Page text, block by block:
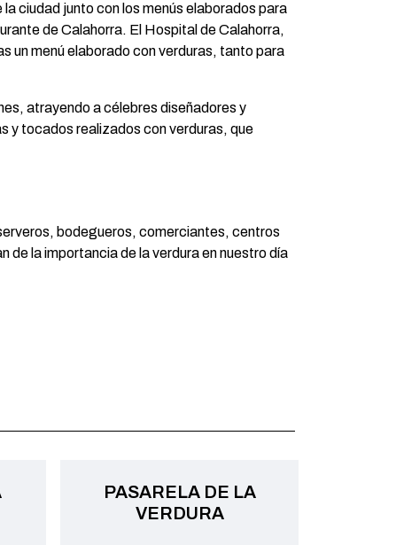
ciudad junto con los menús elaborados para
de Calahorra. El Hospital de Calahorra,
un menú elaborado con verduras, tanto para
atrayendo a célebres diseñadores y
y tocados realizados con verduras, que
bodegueros, comerciantes, centros
de la importancia de la verdura en nuestro día
PASARELA DE LA
VERDURA